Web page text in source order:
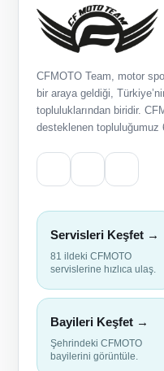
CFMOTO Team, motor
bir araya geldiği,
topluluklarından biridir.
desteklenen topluluğumuz
Servisleri Keşfet →
81 ildeki CFMOTO
servislerine hızlıca ulaş.
Bayileri Keşfet →
Şehrindeki CFMOTO
bayilerini görüntüle.